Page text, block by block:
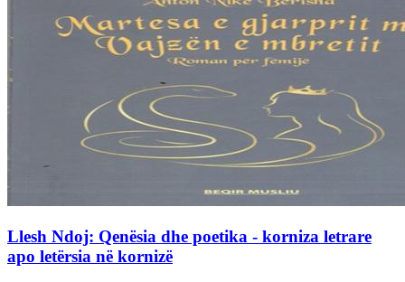
Llesh Ndoj: Qenësia dhe poetika - korniza letrare
apo letërsia në kornizë